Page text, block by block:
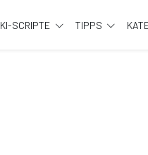
KI-SCRIPTE TIPPS